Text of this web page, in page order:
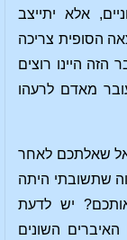
אלא יתייצב
הסופית צריכה
היינו רוצים
מאדם לרעהו
אל שאלתכם לאחר
שתשובתי היתה
יש לדעת
השונים